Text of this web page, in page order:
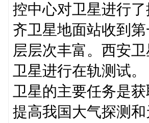
控中心对卫星进行
齐卫星地面站收到
层层次丰富。西安
卫星进行在轨测试。
卫星的主要任务是
提高我国大气探测